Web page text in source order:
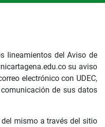
lineamientos del Aviso de
su aviso
electrónico con UDEC,
de sus datos
mismo a través del sitio